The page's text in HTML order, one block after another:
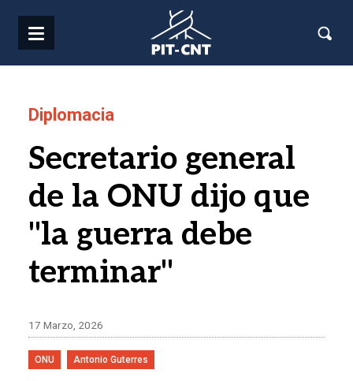
Diplomacia
Secretario general
de la ONU dijo que
"la guerra debe
terminar"
17 Marzo, 2026
ONU Antonio Guterres